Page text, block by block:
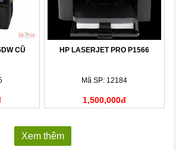
CŨ HP LASERJET PRO P1566
Mã SP: 12184
1,500,000đ
Xem thêm